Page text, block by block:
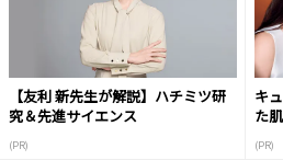
【友利 新先生が解説】ハチミツ研
究＆先進サイエンス
(PR)
キ
た
(PR)